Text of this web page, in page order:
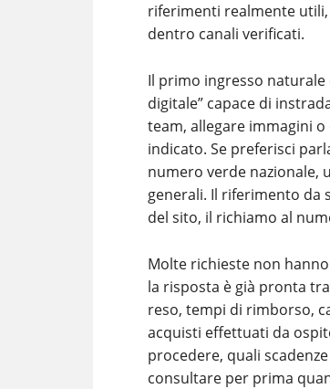
riferimenti realmente
dentro canali verificati.
Il primo ingresso
digitale” capace di
team, allegare immagini
indicato. Se preferisci
numero verde nazionale,
generali. Il riferimento da
del sito, il richiamo al
Molte richieste non
la risposta è già pronta
reso, tempi di rimborso,
acquisti effettuati da
procedere, quali
consultare per prima